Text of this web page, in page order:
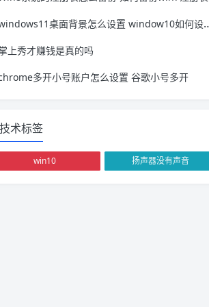
桌面背景怎么设置 window10如何设置桌面背景
上秀才赚钱是真的吗
多开小号账户怎么设置 谷歌小号多开
技术标签
win10 扬声器没有声音